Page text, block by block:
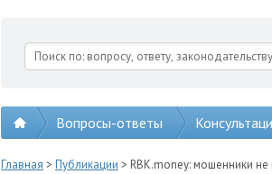
Вопросы-ответы
Главная > Публикации > RBK.money: мошенники не